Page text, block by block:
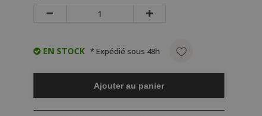
EN STOCK * Expédié sous 48h
Ajouter au panier